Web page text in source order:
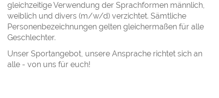
gleichzeitige Verwendung der Sprachformen männlich,
weiblich und divers (m/w/d) verzichtet. Sämtliche
Personenbezeichnungen gelten gleichermaßen für alle
Geschlechter.
Unser Sportangebot, unsere Ansprache richtet sich an
alle - von uns für euch!